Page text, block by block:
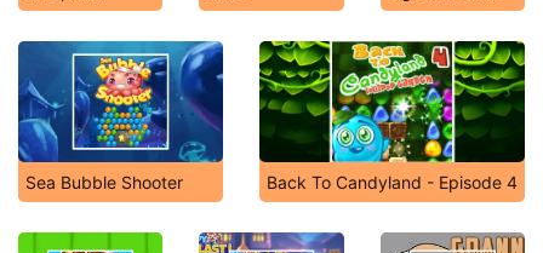
Sea Bubble Shooter Back To Candyland - Episode 4